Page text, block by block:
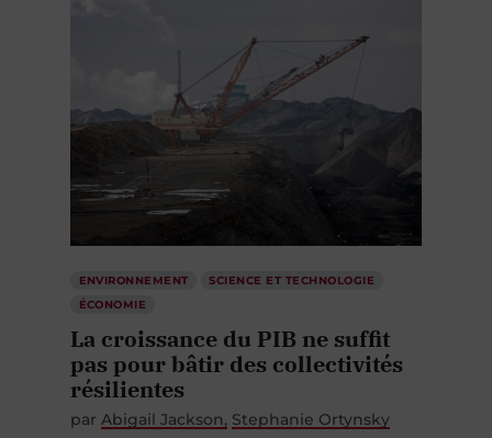
ENVIRONNEMENT
SCIENCE ET TECHNOLOGIE
ÉCONOMIE
La croissance du PIB ne suffit
pas pour bâtir des collectivités
résilientes
par Abigail Jackson Stephanie Ortynsky